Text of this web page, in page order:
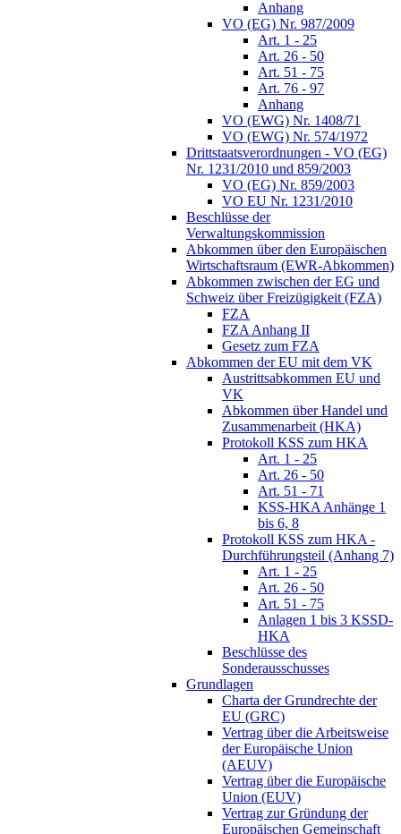
Anhang
VO (EG) Nr. 987/2009
Art. 1 - 25
Art. 26 - 50
Art. 51 - 75
Art. 76 - 97
Anhang
VO (EWG) Nr. 1408/71
VO (EWG) Nr. 574/1972
Drittstaatsverordnungen - VO (EG)
Nr. 1231/2010 und 859/2003
VO (EG) Nr. 859/2003
VO EU Nr. 1231/2010
Beschlüsse der
Verwaltungskommission
Abkommen über den Europäischen
Wirtschaftsraum (EWR-Abkommen)
Abkommen zwischen der EG und
Schweiz über Freizügigkeit (FZA)
FZA
FZA Anhang II
Gesetz zum FZA
Abkommen der EU mit dem VK
Austrittsabkommen EU und
VK
Abkommen über Handel und
Zusammenarbeit (HKA)
Protokoll KSS zum HKA
Art. 1 - 25
Art. 26 - 50
Art. 51 - 71
KSS-HKA Anhänge 1
bis 6, 8
Protokoll KSS zum HKA -
Durchführungsteil (Anhang 7)
Art. 1 - 25
Art. 26 - 50
Art. 51 - 75
Anlagen 1 bis 3 KSSD-
HKA
Beschlüsse des
Sonderausschusses
Grundlagen
Charta der Grundrechte der
EU (GRC)
Vertrag über die Arbeitsweise
der Europäische Union
(AEUV)
Vertrag über die Europäische
Union (EUV)
Vertrag zur Gründung der
Europäischen Gemeinschaft